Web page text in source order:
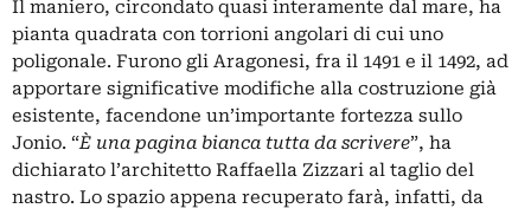
Il maniero, circondato quasi interamente dal mare, ha
pianta quadrata con torrioni angolari di cui uno
poligonale. Furono gli Aragonesi, fra il 1491 e il 1492, ad
apportare significative modifiche alla costruzione già
esistente, facendone un’importante fortezza sullo
Jonio. “È una pagina bianca tutta da scrivere”, ha
dichiarato l’architetto Raffaella Zizzari al taglio del
nastro. Lo spazio appena recuperato farà, infatti, da